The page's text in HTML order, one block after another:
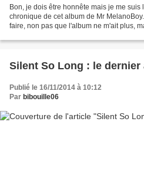
Bon, je dois être honnête mais je me
chronique de cet album de Mr
faire, non pas que l'album ne m'ait plus,
Silent So Long : le
Publié le 16/11/2014 à 10:12
Par bibouille06